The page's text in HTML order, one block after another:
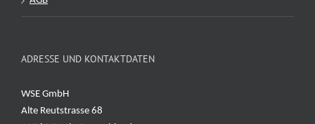
ADRESSE UND KONTAKTDATEN
WSE GmbH
Alte Reutstrasse 68